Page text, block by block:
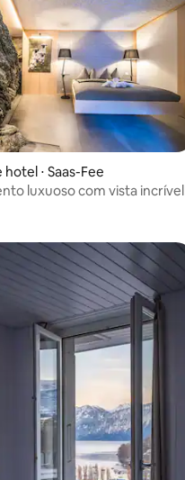
⋅ Saas-Fee
luxuoso com vista incrível
de 5, 3 avaliações